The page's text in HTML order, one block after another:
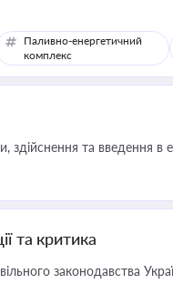
Паливно-енергетичний
комплекс
та введення в
та критика
законодавства